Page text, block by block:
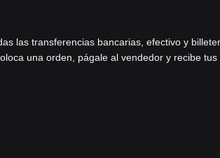
las transferencias bancarias, efectivo y
una orden, págale al vendedor y recibe tus